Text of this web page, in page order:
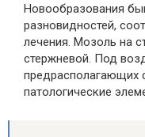
Новообразования
разновидностей,
лечения. Мозоль на
стержневой. Под
предрасполагающих
патологические